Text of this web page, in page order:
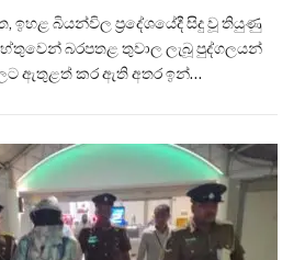
ඉහළ බියන්විල ප්‍රදේශයේදී සිදු වූ තියුණු
බරපතළ තුවාල ලැබූ පුද්ගලයන්
ඇතුළත් කර ඇති අතර ඉන්…